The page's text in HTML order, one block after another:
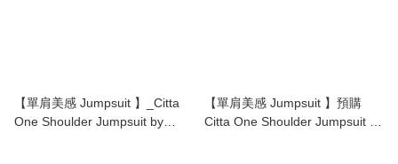
【單肩美感 Jumpsuit 】_Citta
One Shoulder Jumpsuit by
【單肩美感 Jumpsuit 】預購
Citta One Shoulder Jumpsuit by